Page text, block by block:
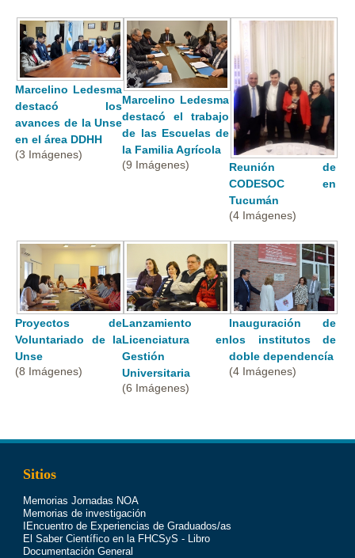
Marcelino Ledesma
destacó los
avances de la Unse
en el área DDHH
(3 Imágenes)
Marcelino Ledesma
destacó el trabajo
de las Escuelas de
la Familia Agrícola
(9 Imágenes)
Reunión de
CODESOC en
Tucumán
(4 Imágenes)
Proyectos de
Voluntariado de la
Unse
(8 Imágenes)
Lanzamiento
Licenciatura en
Gestión
Universitaria
(6 Imágenes)
Inauguración de
los institutos de
doble dependencía
(4 Imágenes)
Sitios
Memorias Jornadas NOA
Memorias de investigación
IEncuentro de Experiencias de Graduados/as
El Saber Científico en la FHCSyS - Libro
Documentación General